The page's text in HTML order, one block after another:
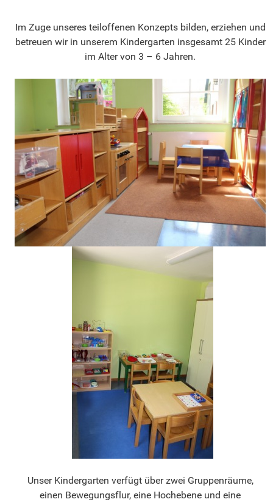
Im Zuge unseres teiloffenen Konzepts bilden, erziehen und
betreuen wir in unserem Kindergarten insgesamt 25 Kinder
im Alter von 3 – 6 Jahren.
Unser Kindergarten verfügt über zwei Gruppenräume,
einen Bewegungsflur, eine Hochebene und eine